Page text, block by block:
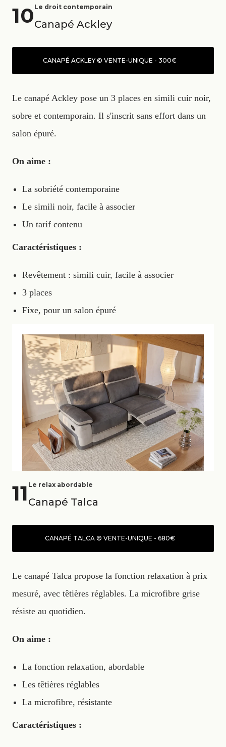
10 Le droit contemporain
Canapé Ackley
CANAPÉ ACKLEY © VENTE-UNIQUE - 300€
Le canapé Ackley pose un 3 places en simili cuir noir,
sobre et contemporain. Il s'inscrit sans effort dans un
salon épuré.
On aime :
La sobriété contemporaine
Le simili noir, facile à associer
Un tarif contenu
Caractéristiques :
Revêtement : simili cuir, facile à associer
3 places
Fixe, pour un salon épuré
11 Le relax abordable
Canapé Talca
CANAPÉ TALCA © VENTE-UNIQUE - 680€
Le canapé Talca propose la fonction relaxation à prix
mesuré, avec têtières réglables. La microfibre grise
résiste au quotidien.
On aime :
La fonction relaxation, abordable
Les têtières réglables
La microfibre, résistante
Caractéristiques :